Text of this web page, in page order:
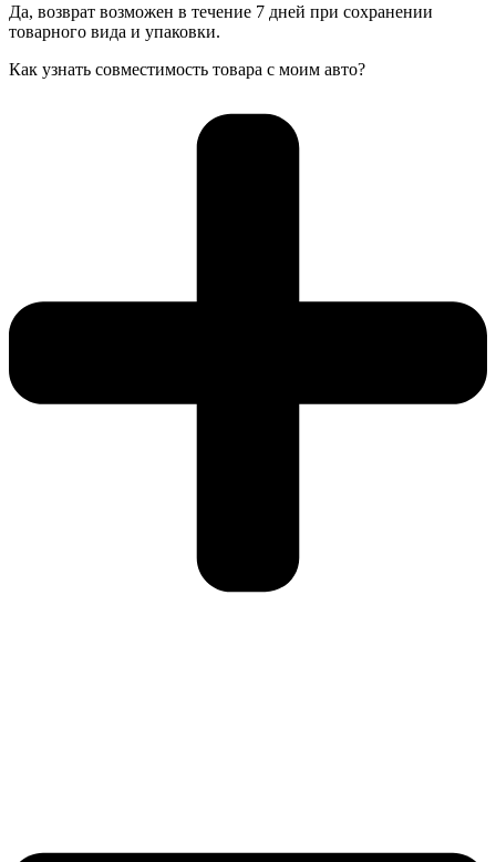
Да, возврат возможен в течение 7 дней при сохранении
товарного вида и упаковки.
Как узнать совместимость товара с моим авто?